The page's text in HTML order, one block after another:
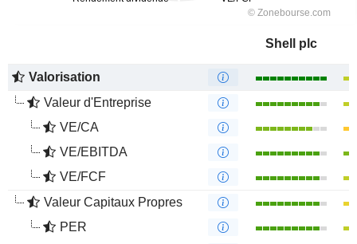
Shell plc
Valorisation
Valeur d'Entreprise
VE/CA
VE/EBITDA
VE/FCF
Valeur Capitaux Propres
PER